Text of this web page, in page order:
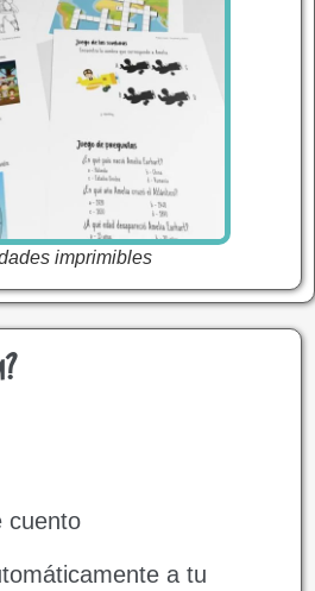
imprimibles
cuento
a tu